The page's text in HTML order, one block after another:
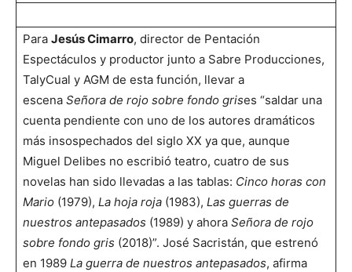
Para Jesús Cimarro, director de Pentación
Espectáculos y productor junto a Sabre Producciones,
TalyCual y AGM de esta función, llevar a
escena Señora de rojo sobre fondo grises “saldar una
cuenta pendiente con uno de los autores dramáticos
más insospechados del siglo XX ya que, aunque
Miguel Delibes no escribió teatro, cuatro de sus
novelas han sido llevadas a las tablas: Cinco horas con
Mario (1979), La hoja roja (1983), Las guerras de
nuestros antepasados (1989) y ahora Señora de rojo
sobre fondo gris (2018)”. José Sacristán, que estrenó
en 1989 La guerra de nuestros antepasados, afirma